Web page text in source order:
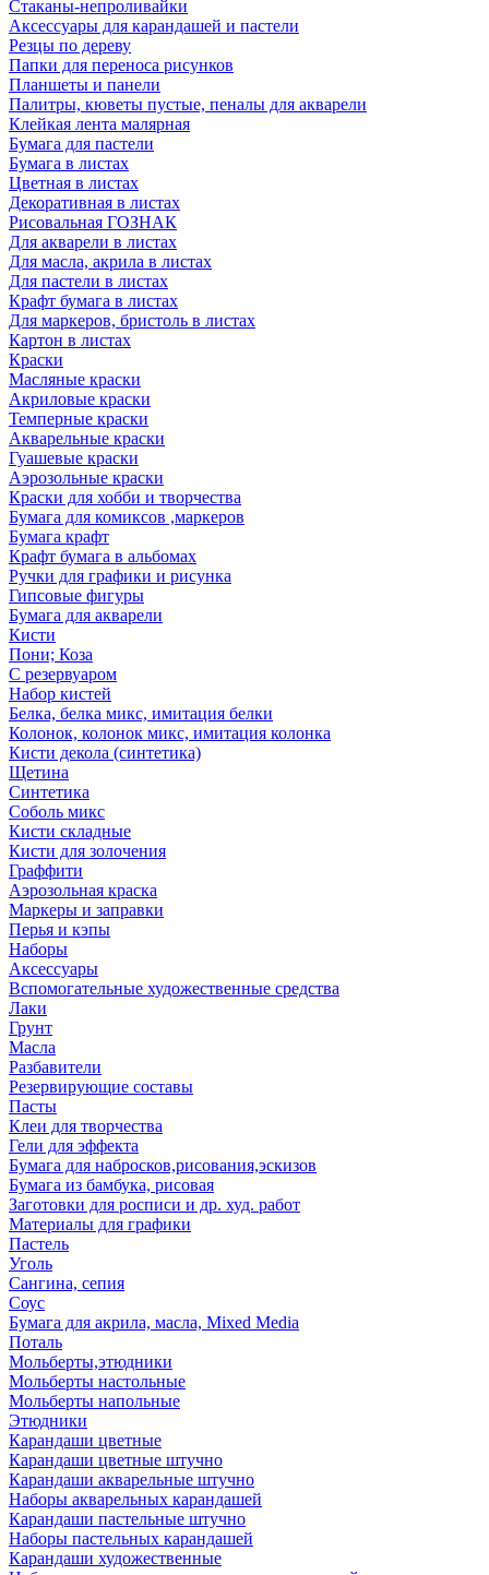
Стаканы-непроливайки
Аксессуары для карандашей и пастели
Резцы по дереву
Папки для переноса рисунков
Планшеты и панели
Палитры, кюветы пустые, пеналы для акварели
Клейкая лента малярная
Бумага для пастели
Бумага в листах
Цветная в листах
Декоративная в листах
Рисовальная ГОЗНАК
Для акварели в листах
Для масла, акрила в листах
Для пастели в листах
Крафт бумага в листах
Для маркеров, бристоль в листах
Картон в листах
Краски
Масляные краски
Акриловые краски
Темперные краски
Акварельные краски
Гуашевые краски
Аэрозольные краски
Краски для хобби и творчества
Бумага для комиксов ,маркеров
Бумага крафт
Крафт бумага в альбомах
Ручки для графики и рисунка
Гипсовые фигуры
Бумага для акварели
Кисти
Пони; Коза
С резервуаром
Набор кистей
Белка, белка микс, имитация белки
Колонок, колонок микс, имитация колонка
Кисти декола (синтетика)
Щетина
Синтетика
Соболь микс
Кисти складные
Кисти для золочения
Граффити
Аэрозольная краска
Маркеры и заправки
Перья и кэпы
Наборы
Аксессуары
Вспомогательные художественные средства
Лаки
Грунт
Масла
Разбавители
Резервирующие составы
Пасты
Клеи для творчества
Гели для эффекта
Бумага для набросков,рисования,эскизов
Бумага из бамбука, рисовая
Заготовки для росписи и др. худ. работ
Материалы для графики
Пастель
Уголь
Сангина, сепия
Соус
Бумага для акрила, масла, Mixed Media
Поталь
Мольберты,этюдники
Мольберты настольные
Мольберты напольные
Этюдники
Карандаши цветные
Карандаши цветные штучно
Карандаши акварельные штучно
Наборы акварельных карандашей
Карандаши пастельные штучно
Наборы пастельных карандашей
Карандаши художественные